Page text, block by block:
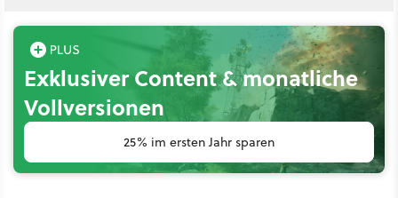
Exklusiver Content & monatliche
Vollversionen
25% im ersten Jahr sparen